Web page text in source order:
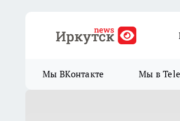
Мы ВКонтакте Мы в